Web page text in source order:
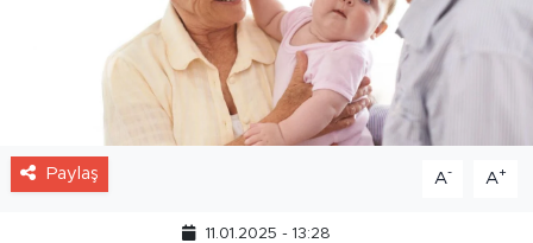
Paylaş A- A+
11.01.2025 - 13:28